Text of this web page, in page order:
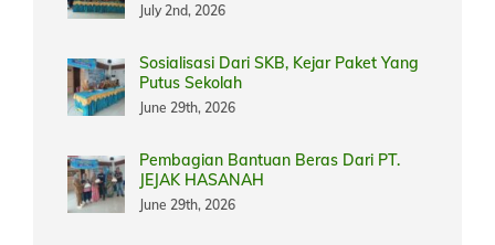
July 2nd, 2026
Sosialisasi Dari SKB, Kejar Paket Yang
Putus Sekolah
June 29th, 2026
Pembagian Bantuan Beras Dari PT.
JEJAK HASANAH
June 29th, 2026